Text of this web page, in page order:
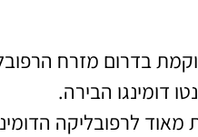
בדרום מזרח
דומינגו הבירה.
מאוד לרפובליקה